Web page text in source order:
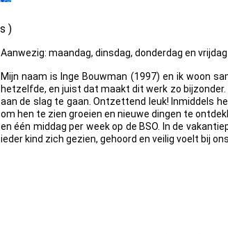
)
Aanwezig: maandag, dinsdag, donderdag en
Mijn naam is Inge Bouwman (1997) en ik woon
hetzelfde, en juist dat maakt dit werk zo
aan de slag te gaan. Ontzettend leuk! Inmiddels
om hen te zien groeien en nieuwe dingen te
en één middag per week op de BSO. In de
ieder kind zich gezien, gehoord en veilig voelt bij